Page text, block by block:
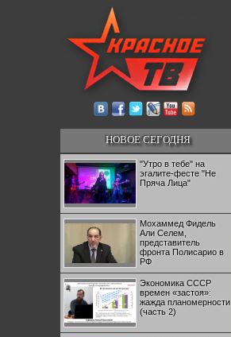
НОВОЕ СЕГОДНЯ
"Утро в тебе" на
эгалите-фесте "Не
Пряча Лица"
Мохаммед Фидель
Али Селем,
представитель
фронта Полисарио в
РФ
Экономика СССР
времен «застоя»:
жажда планомерности
(часть 2)